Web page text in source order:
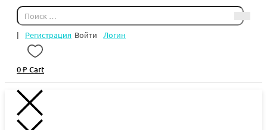
| Регистрация Войти Логин
0₽ Cart